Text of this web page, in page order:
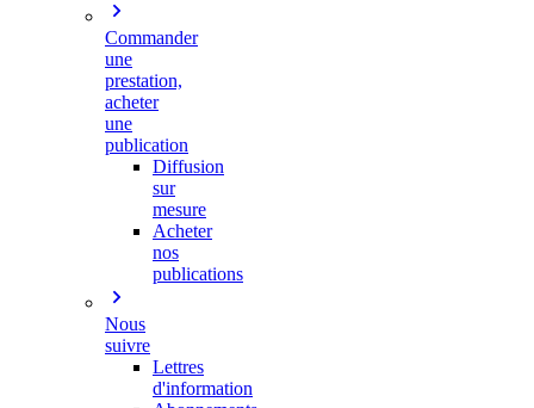
Commander
une
prestation,
acheter
une
publication
Diffusion
sur
mesure
Acheter
nos
publications
Nous
suivre
Lettres
d'information